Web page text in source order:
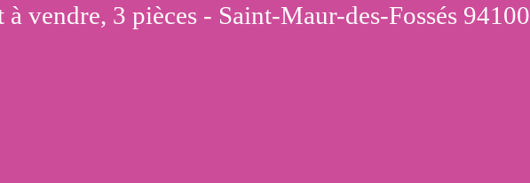
à vendre, 3 pièces - Saint-Maur-des-Fossés 94100